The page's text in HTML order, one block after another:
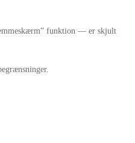
funktion — er skjult